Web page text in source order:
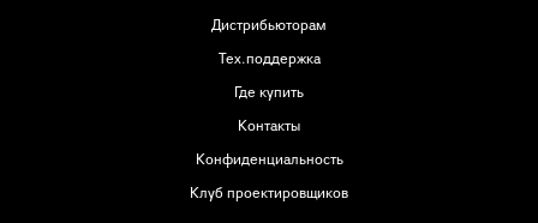
Дистрибьюторам
Тех.поддержка
Где купить
Контакты
Конфиденциальность
Клуб проектировщиков